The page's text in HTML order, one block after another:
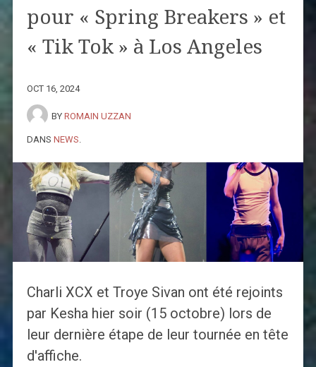
pour « Spring Breakers » et
« Tik Tok » à Los Angeles
OCT 16, 2024
BY ROMAIN UZZAN
DANS NEWS
Charli XCX et Troye Sivan ont été rejoints
par Kesha hier soir (15 octobre) lors de
leur dernière étape de leur tournée en tête
d'affiche.